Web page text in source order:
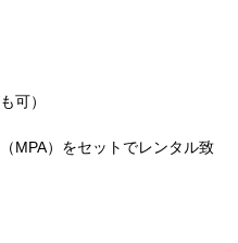
可）
MPA）をセットでレンタル致